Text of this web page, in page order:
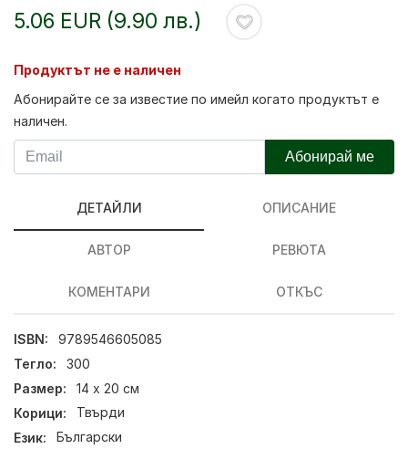
5.06 EUR (9.90 лв.)
Продуктът не е наличен
Абонирайте се за известие по имейл когато продуктът е
наличен.
Абонирай ме
ДЕТАЙЛИ ОПИСАНИЕ
АВТОР РЕВЮТА
КОМЕНТАРИ ОТКЪС
ISBN:
9789546605085
Тегло:
300
Размер:
14 х 20 см
Корици:
Твърди
Език:
Български